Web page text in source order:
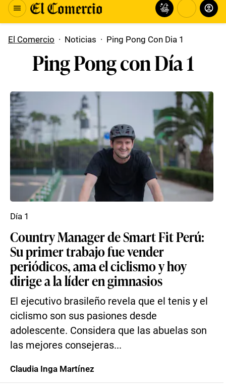
El Comercio · Noticias · Ping Pong Con Dia 1
Ping Pong con Día 1
Country Manager de Smart Fit Perú:
Su primer trabajo fue vender
periódicos, ama el ciclismo y hoy
dirige a la líder en gimnasios
El ejecutivo brasileño revela que el tenis y el
ciclismo son sus pasiones desde
adolescente. Considera que las abuelas son
las mejores consejeras...
Día 1
Claudia Inga Martínez